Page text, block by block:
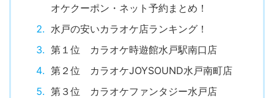
オケクーポン・ネット予約まとめ！
水戸の安いカラオケ店ランキング！
第１位 カラオケ時遊館水戸駅南口店
第２位 カラオケJOYSOUND水戸南町店
第３位 カラオケファンタジー水戸店